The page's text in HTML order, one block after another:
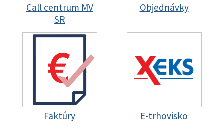
Call centrum MV
SR
Objednávky
Faktúry E-trhovisko